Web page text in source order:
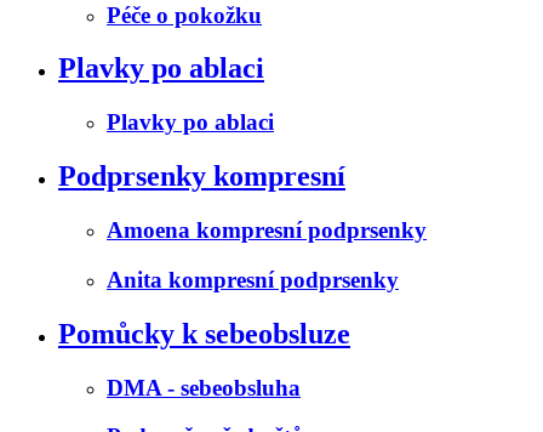
Péče o pokožku
Plavky po ablaci
Plavky po ablaci
Podprsenky kompresní
Amoena kompresní podprsenky
Anita kompresní podprsenky
Pomůcky k sebeobsluze
DMA - sebeobsluha